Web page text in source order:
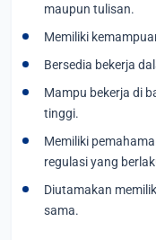
maupun tulisan.
Memiliki
Bersedia bekerja
Mampu bekerja di
tinggi.
Memiliki
regulasi yang
Diutamakan
sama.